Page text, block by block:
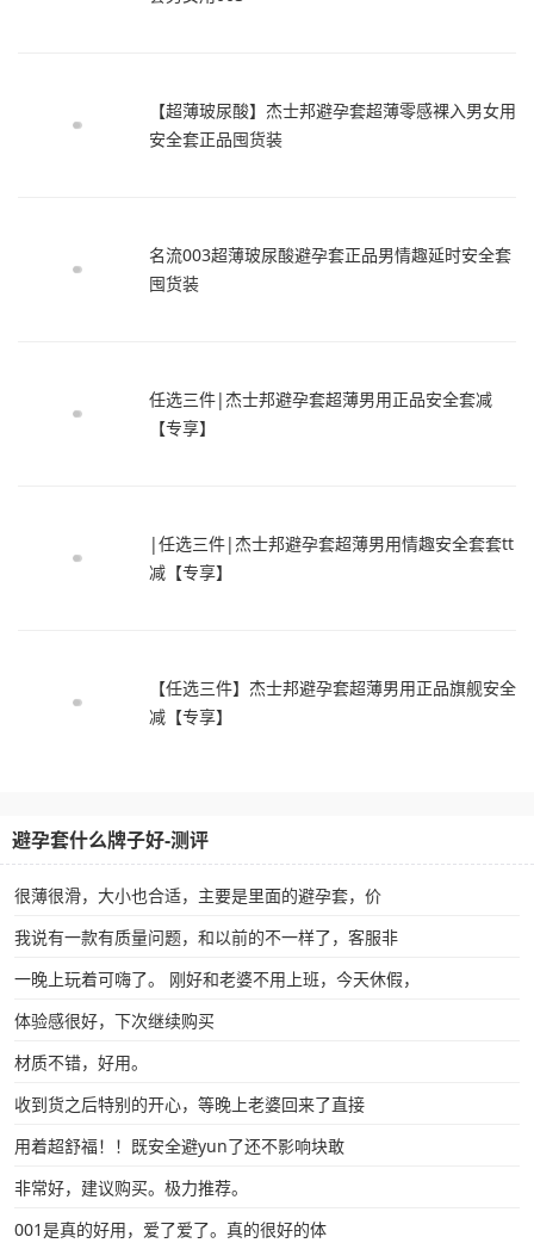
【超薄玻尿酸】杰士邦避孕套超薄零感裸入男女用
安全套正品囤货装
名流003超薄玻尿酸避孕套正品男情趣延时安全套
囤货装
任选三件|杰士邦避孕套超薄男用正品安全套减
【专享】
|任选三件|杰士邦避孕套超薄男用情趣安全套套tt
减【专享】
【任选三件】杰士邦避孕套超薄男用正品旗舰安全
减【专享】
避孕套什么牌子好-测评
很薄很滑，大小也合适，主要是里面的避孕套，价
我说有一款有质量问题，和以前的不一样了，客服非
一晚上玩着可嗨了。 刚好和老婆不用上班，今天休假，
体验感很好，下次继续购买
材质不错，好用。
收到货之后特别的开心，等晚上老婆回来了直接
用着超舒福！！既安全避yun了还不影响块敢
非常好，建议购买。极力推荐。
001是真的好用，爱了爱了。真的很好的体